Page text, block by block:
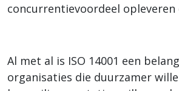
concurrentievoordeel
Al met al is ISO 14001 een
organisaties die duurzamer